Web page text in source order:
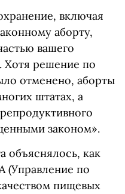
включая
аборту,
вашего
Хотя решение по
отменено, аборты
штатах, а
законом».
объяснялось, как
(Управление по
пищевых